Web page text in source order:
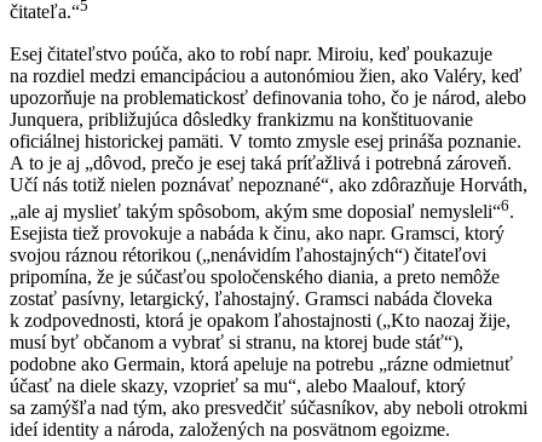
čitateľa.“5
Esej čitateľstvo poúča, ako to robí napr. Miroiu, keď poukazuje
na rozdiel medzi emancipáciou a autonómiou žien, ako Valéry, keď
upozorňuje na problematickosť definovania toho, čo je národ, alebo
Junquera, približujúca dôsledky frankizmu na konštituovanie
oficiálnej historickej pamäti. V tomto zmysle esej prináša poznanie.
A to je aj „dôvod, prečo je esej taká príťažlivá i potrebná zároveň.
Učí nás totiž nielen poznávať nepoznané“, ako zdôrazňuje Horváth,
„ale aj myslieť takým spôsobom, akým sme doposiaľ nemysleli“6.
Esejista tiež provokuje a nabáda k činu, ako napr. Gramsci, ktorý
svojou ráznou rétorikou („nenávidím ľahostajných“) čitateľovi
pripomína, že je súčasťou spoločenského diania, a preto nemôže
zostať pasívny, letargický, ľahostajný. Gramsci nabáda človeka
k zodpovednosti, ktorá je opakom ľahostajnosti („Kto naozaj žije,
musí byť občanom a vybrať si stranu, na ktorej bude stáť“),
podobne ako Germain, ktorá apeluje na potrebu „rázne odmietnuť
účasť na diele skazy, vzoprieť sa mu“, alebo Maalouf, ktorý
sa zamýšľa nad tým, ako presvedčiť súčasníkov, aby neboli otrokmi
ideí identity a národa, založených na posvätnom egoizme.